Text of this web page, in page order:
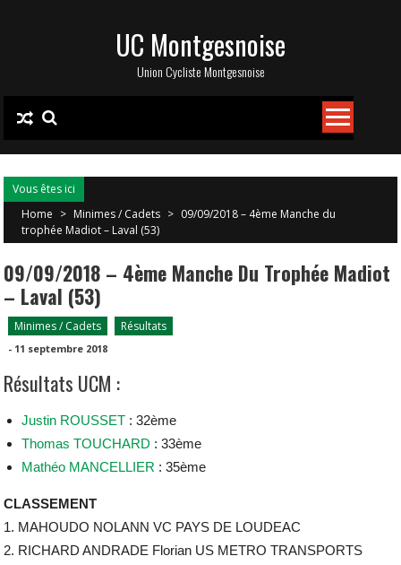
UC Montgesnoise
Union Cycliste Montgesnoise
Vous êtes ici
Home > Minimes / Cadets > 09/09/2018 – 4ème Manche du
trophée Madiot – Laval (53)
09/09/2018 – 4ème Manche Du Trophée Madiot
– Laval (53)
Minimes / Cadets Résultats
- 11 septembre 2018
Résultats UCM :
Justin ROUSSET : 32ème
Thomas TOUCHARD : 33ème
Mathéo MANCELLIER : 35ème
CLASSEMENT
1. MAHOUDO NOLANN VC PAYS DE LOUDEAC
2. RICHARD ANDRADE Florian US METRO TRANSPORTS